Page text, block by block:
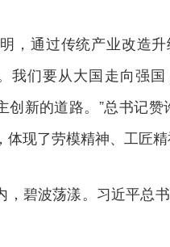
，通过传统产业改造
我们要从大国走向强
创新的道路。”总书记赞
体现了劳模精神、工匠精
，碧波荡漾。习近平总